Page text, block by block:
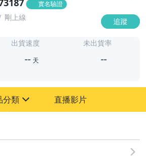
實名驗證
剛上線 追蹤
出貨速度
-- 天
未出貨率
--
分類 直播影片